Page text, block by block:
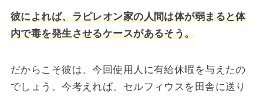
彼によれば、ラピレオン家の人間は体が弱まると体
内で毒を発生させるケースがあるそう。
だからこそ彼は、今回使用人に有給休暇を与えたの
でしょう。今考えれば、セルフィウスを田舎に送り